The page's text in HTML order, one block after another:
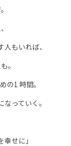
もいれば、
。
の1 時間。
っていく。
せに」